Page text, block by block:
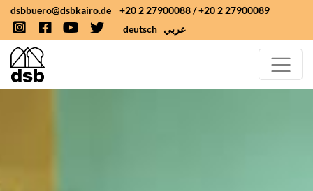
dsbbuero@dsbkairo.de +20 2 27900088/+20 2 27900089
deutsch
عربي